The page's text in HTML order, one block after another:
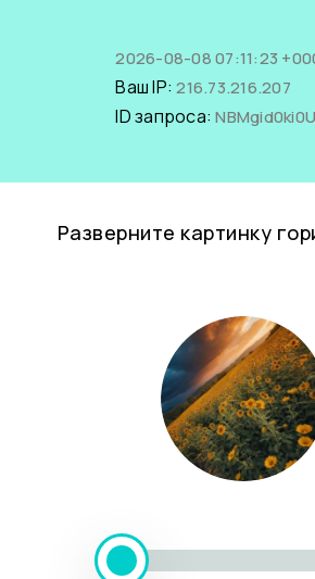
2026-08-08 07:11:23
Ваш IP:216.73.216.207
ID запроса:
Разверните картинку